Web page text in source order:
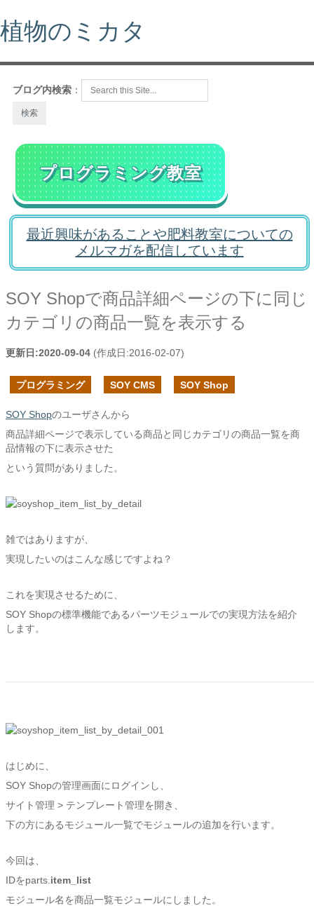
植物のミカタ
ブログ内検索 ：
プログラミング教室
最近興味があることや肥料教室についての
メルマガを配信しています
SOY Shopで商品詳細ページの下に同じ
カテゴリの商品一覧を表示する
更新日:2020-09-04 (作成日:2016-02-07)
プログラミング SOY CMS SOY Shop
SOY Shopのユーザさんから
商品詳細ページで表示している商品と同じカテゴリの商品一覧を商
品情報の下に表示させた
という質問がありました。
雑ではありますが、
実現したいのはこんな感じですよね？
これを実現させるために、
SOY Shopの標準機能であるパーツモジュールでの実現方法を紹介
します。
はじめに、
SOY Shopの管理画面にログインし、
サイト管理 > テンプレート管理を開き、
下の方にあるモジュール一覧でモジュールの追加を行います。
今回は、
IDをparts. item_list
モジュール名を商品一覧モジュールにしました。